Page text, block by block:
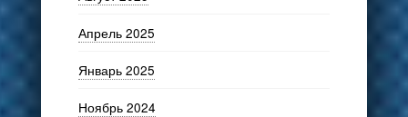
Апрель 2025
Январь 2025
Ноябрь 2024